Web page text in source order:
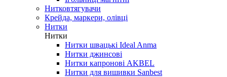
Нитковтягувачи
Крейда, маркери, олівці
Нитки
Нитки
Нитки швацькі Ideal Anma
Нитки джинсові
Нитки капронові AKBEL
Нитки для вишивки Sanbest